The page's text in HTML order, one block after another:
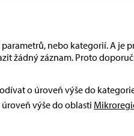
nebo kategorií. A je
žádný záznam. Proto
o úroveň výše do
výše do oblasti